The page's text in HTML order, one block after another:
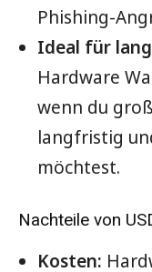
Phishing-
Ideal für
Hardware
wenn du
langfristig
möchtest.
Nachteile von
Kosten: